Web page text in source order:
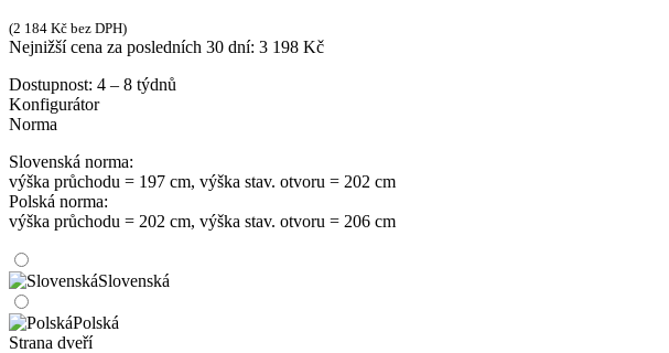
(2 184 Kč bez DPH)
Nejnižší cena za posledních 30 dní: 3 198 Kč
Dostupnost: 4 – 8 týdnů
Konfigurátor
Norma
Slovenská norma:
výška průchodu = 197 cm, výška stav. otvoru = 202 cm
Polská norma:
výška průchodu = 202 cm, výška stav. otvoru = 206 cm
Slovenská
Polská
Strana dveří